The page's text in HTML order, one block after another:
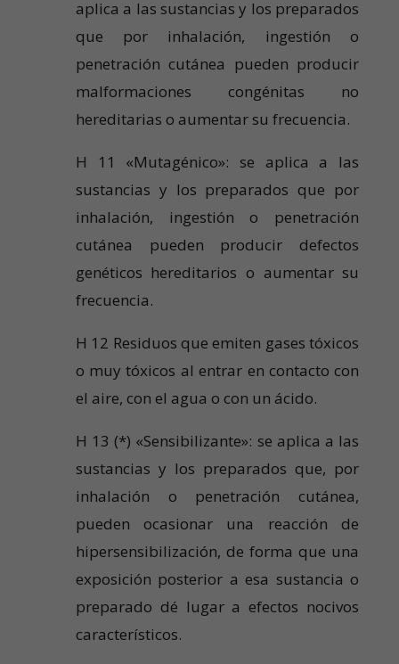
aplica a las sustancias y los preparados
que por inhalación, ingestión o
penetración cutánea pueden producir
malformaciones congénitas no
hereditarias o aumentar su frecuencia.
H 11 «Mutagénico»: se aplica a las
sustancias y los preparados que por
inhalación, ingestión o penetración
cutánea pueden producir defectos
genéticos hereditarios o aumentar su
frecuencia.
H 12 Residuos que emiten gases tóxicos
o muy tóxicos al entrar en contacto con
el aire, con el agua o con un ácido.
H 13 (*) «Sensibilizante»: se aplica a las
sustancias y los preparados que, por
inhalación o penetración cutánea,
pueden ocasionar una reacción de
hipersensibilización, de forma que una
exposición posterior a esa sustancia o
preparado dé lugar a efectos nocivos
característicos.